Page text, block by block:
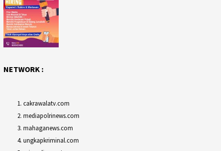
NETWORK :
cakrawalatv.com
mediapolrinews.com
mahaganews.com
ungkapkriminal.com